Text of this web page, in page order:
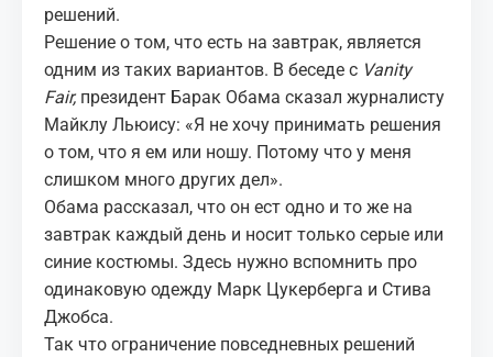
решений.
Решение о том, что есть на завтрак, является
одним из таких вариантов. В беседе с Vanity
Fair,президент Барак Обама сказал журналисту
Майклу Льюису: «Я не хочу принимать решения
о том, что я ем или ношу. Потому что у меня
слишком много других дел».
Обама рассказал, что он ест одно и то же на
завтрак каждый день и носит только серые или
синие костюмы. Здесь нужно вспомнить про
одинаковую одежду Марк Цукерберга и Стива
Джобса.
Так что ограничение повседневных решений